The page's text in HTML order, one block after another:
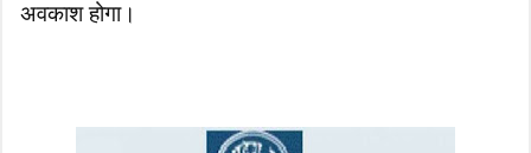
अवकाश होगा।